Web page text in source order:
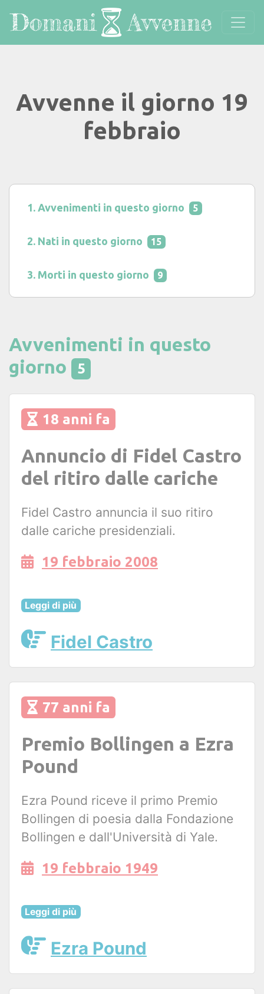
Avvenne il giorno 19
febbraio
Avvenimenti in questo giorno 5
Nati in questo giorno 15
Morti in questo giorno 9
Avvenimenti in questo
giorno
5
18 anni fa
Annuncio di Fidel Castro
del ritiro dalle cariche
Fidel Castro annuncia il suo ritiro
dalle cariche presidenziali.
19 febbraio 2008
Leggi di più
Fidel Castro
77 anni fa
Premio Bollingen a Ezra
Pound
Ezra Pound riceve il primo Premio
Bollingen di poesia dalla Fondazione
Bollingen e dall'Università di Yale.
19 febbraio 1949
Leggi di più
Ezra Pound